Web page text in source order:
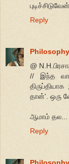
Reply
@
// இந்த
தான்'. ஒரு
ஆமாம் தல...
Reply